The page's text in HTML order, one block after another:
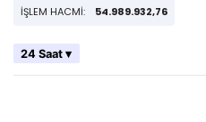
İŞLEM HACMİ: 54.989.932,76
24 Saat ▾